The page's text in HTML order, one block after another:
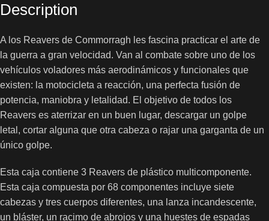
Description
A los Reavers de Commorragh les fascina practicar el arte de
la guerra a gran velocidad. Van al combate sobre uno de los
vehículos voladores más aerodinámicos y funcionales que
existen: la motocicleta a reacción, una perfecta fusión de
potencia, maniobra y letalidad. El objetivo de todos los
Reavers es aterrizar en un buen lugar, descargar un golpe
letal, cortar alguna que otra cabeza o rajar una garganta de un
único golpe.
Esta caja contiene 3 Reavers de plástico multicomponente.
Esta caja compuesta por 68 componentes incluye siete
cabezas y tres cuerpos diferentes, una lanza incandescente,
un bláster, un racimo de abrojos y una huestes de espadas